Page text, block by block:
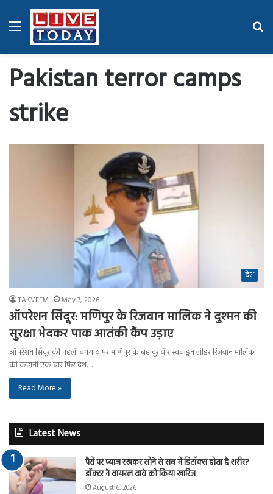
Menu
Pakistan terror camps
strike
देश
TAKVEEM May 7, 2026
ऑपरेशन सिंदूर: मणिपुर के रिजवान मालिक ने दुश्मन की
सुरक्षा भेदकर पाक आतंकी कैंप उड़ाए
ऑपरेशन सिंदूर की पहली वर्षगांठ पर मणिपुर के बहादुर वीर स्क्वाड्रन लीडर रिजवान मालिक
की कहानी एक बार फिर देश…
Read More »
Latest News
पैरों पर प्याज रखकर सोने से सच में डिटॉक्स होता है शरीर?
डॉक्टर ने वायरल दावे को किया खारिज
August 6, 2026